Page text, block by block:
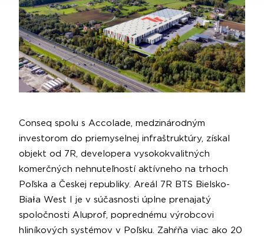
Conseq spolu s Accolade, medzinárodným
investorom do priemyselnej infraštruktúry, získal
objekt od 7R, developera vysokokvalitných
komerčných nehnuteľností aktívneho na trhoch
Poľska a Českej republiky. Areál 7R BTS Bielsko-
Biała West I je v súčasnosti úplne prenajatý
spoločnosti Aluprof, poprednému výrobcovi
hliníkových systémov v Poľsku. Zahŕňa viac ako 20